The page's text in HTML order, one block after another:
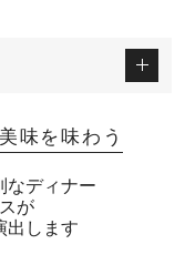
味を味わう
なディナー
が
出します